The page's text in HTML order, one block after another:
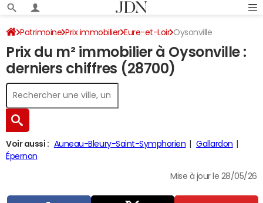
Patrimoine Prix immobilier Eure-et-Loir Oysonville
Prix du m² immobilier à Oysonville :
derniers chiffres (28700)
Voir aussi : Auneau-Bleury-Saint-Symphorien
Gallardon
Épernon
Mise à jour le 28/05/26